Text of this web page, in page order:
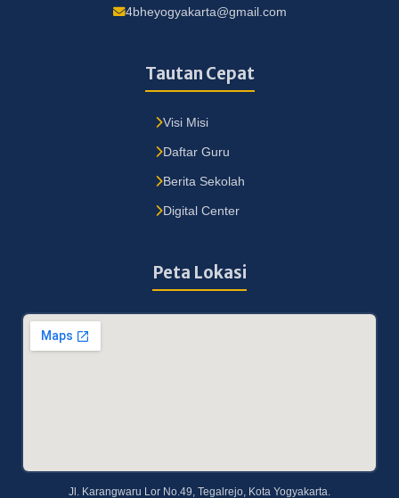
4bheyogyakarta@gmail.com
Tautan Cepat
Visi Misi
Daftar Guru
Berita Sekolah
Digital Center
Peta Lokasi
Jl. Karangwaru Lor No.49, Tegalrejo, Kota Yogyakarta.